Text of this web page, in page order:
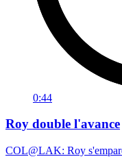
0:44
Roy double l'avance
COL@LAK: Roy